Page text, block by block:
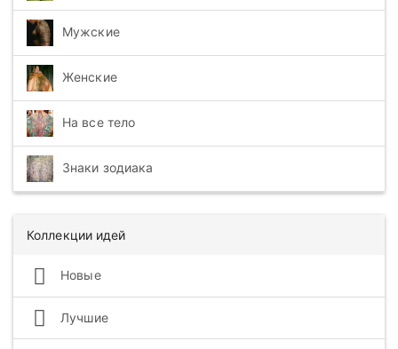
Мужские
Женские
На все тело
Знаки зодиака
Коллекции идей
Новые
Лучшие